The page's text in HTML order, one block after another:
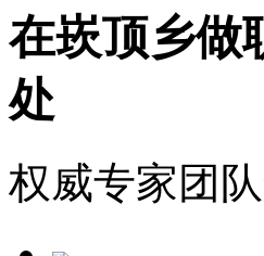
在崁顶乡做
处
权威专家团